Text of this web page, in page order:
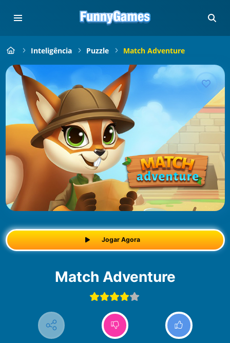
Inteligência Puzzle Match Adventure
Jogar Agora
Match Adventure